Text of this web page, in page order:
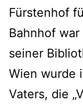
Fürstenhof
Bahnhof
seiner
Wien wurde
Vaters, die